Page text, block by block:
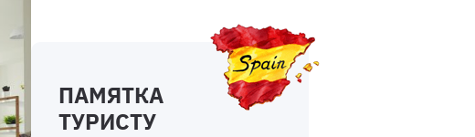
ПАМЯТКА
ТУРИСТУ